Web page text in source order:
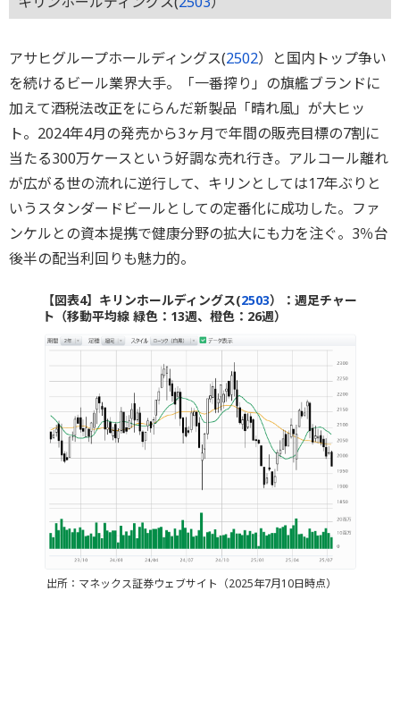
アサヒグループホールディングス(2502）と国内トップ争い
を続けるビール業界大手。「一番搾り」の旗艦ブランドに
加えて酒税法改正をにらんだ新製品「晴れ風」が大ヒッ
ト。2024年4月の発売から3ヶ月で年間の販売目標の7割に
当たる300万ケースという好調な売れ行き。アルコール離れ
が広がる世の流れに逆行して、キリンとしては17年ぶりと
いうスタンダードビールとしての定番化に成功した。ファ
ンケルとの資本提携で健康分野の拡大にも力を注ぐ。3％台
後半の配当利回りも魅力的。
【図表4】キリンホールディングス(2503）：週足チャー
ト（移動平均線 緑色：13週、橙色：26週）
出所：マネックス証券ウェブサイト（2025年7月10日時点）